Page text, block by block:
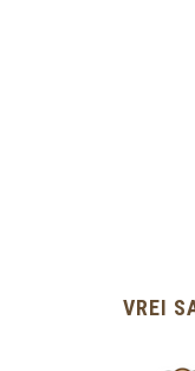
VREI